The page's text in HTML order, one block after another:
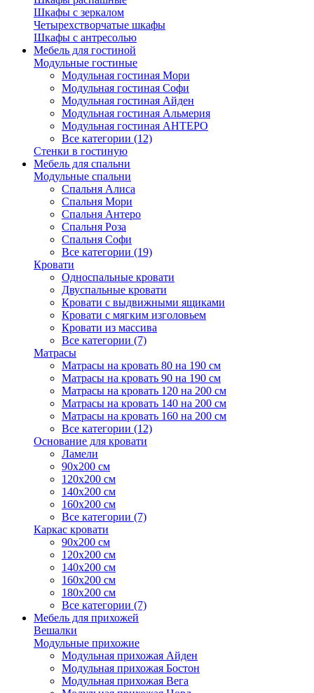
Шкафы с зеркалом
Четырехстворчатые шкафы
Шкафы с антресолью
Мебель для гостиной
Модульные гостиные
Модульная гостиная Мори
Модульная гостиная Софи
Модульная гостиная Айден
Модульная гостиная Альмерия
Модульная гостиная АНТЕРО
Все категории (12)
Стенки в гостиную
Мебель для спальни
Модульные спальни
Спальня Алиса
Спальня Мори
Спальня Антеро
Спальня Роза
Спальня Софи
Все категории (19)
Кровати
Односпальные кровати
Двуспальные кровати
Кровати с выдвижными ящиками
Кровати с мягким изголовьем
Кровати из массива
Все категории (7)
Матрасы
Матрасы на кровать 80 на 190 см
Матрасы на кровать 90 на 190 см
Матрасы на кровать 120 на 200 см
Матрасы на кровать 140 на 200 см
Матрасы на кровать 160 на 200 см
Все категории (12)
Основание для кровати
Ламели
90х200 см
120х200 см
140х200 см
160х200 см
Все категории (7)
Каркас кровати
90х200 см
120х200 см
140х200 см
160х200 см
180х200 см
Все категории (7)
Мебель для прихожей
Вешалки
Модульные прихожие
Модульная прихожая Айден
Модульная прихожая Бостон
Модульная прихожая Вега